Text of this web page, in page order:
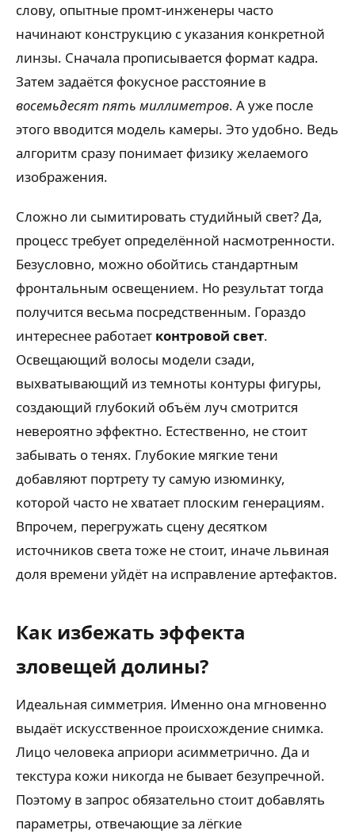
слову, опытные промт-инженеры часто
начинают конструкцию с указания конкретной
линзы. Сначала прописывается формат кадра.
Затем задаётся фокусное расстояние в
восемьдесят пять миллиметров. А уже после
этого вводится модель камеры. Это удобно. Ведь
алгоритм сразу понимает физику желаемого
изображения.
Сложно ли сымитировать студийный свет? Да,
процесс требует определённой насмотренности.
Безусловно, можно обойтись стандартным
фронтальным освещением. Но результат тогда
получится весьма посредственным. Гораздо
интереснее работает контровой свет.
Освещающий волосы модели сзади,
выхватывающий из темноты контуры фигуры,
создающий глубокий объём луч смотрится
невероятно эффектно. Естественно, не стоит
забывать о тенях. Глубокие мягкие тени
добавляют портрету ту самую изюминку,
которой часто не хватает плоским генерациям.
Впрочем, перегружать сцену десятком
источников света тоже не стоит, иначе львиная
доля времени уйдёт на исправление артефактов.
Как избежать эффекта
зловещей долины?
Идеальная симметрия. Именно она мгновенно
выдаёт искусственное происхождение снимка.
Лицо человека априори асимметрично. Да и
текстура кожи никогда не бывает безупречной.
Поэтому в запрос обязательно стоит добавлять
параметры, отвечающие за лёгкие